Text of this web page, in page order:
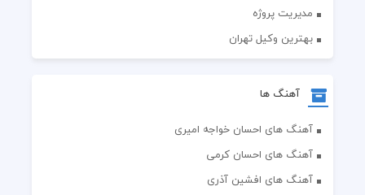
مدیریت پروژه
بهترین وکیل تهران
آهنگ ها
آهنگ های احسان خواجه امیری
آهنگ های احسان کرمی
آهنگ های افشین آذری